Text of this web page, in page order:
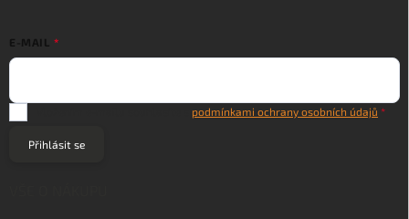
E-MAIL
podmínkami ochrany osobních údajů
Přihlásit se